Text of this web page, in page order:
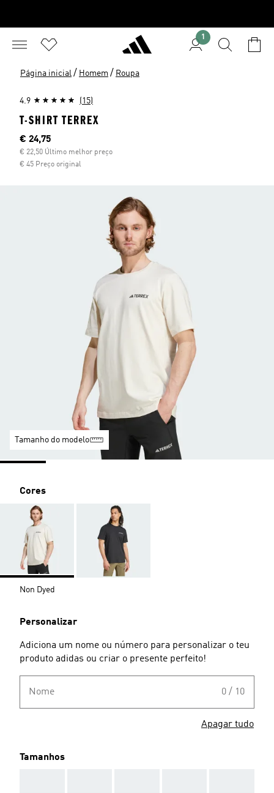
1
Página inicial / Homem / Roupa
4.9 (15)
T-SHIRT TERREX
Preço atual
€ 24,75
€ 22,50 Último melhor preço
€ 45 Preço original
Tamanho do modelo
Cores
Non Dyed
Personalizar
Adiciona um nome ou número para personalizar o teu
produto adidas ou criar o presente perfeito!
Nome 0 / 10
Apagar tudo
Tamanhos